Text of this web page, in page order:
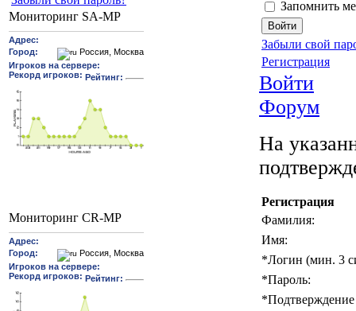
Мониторинг SA-MP
Мониторинг CR-MP
Запомнить
Забыли свой
Регистрация
Войти
Форум
На
Регистрация
Фамилия:
Имя:
*Логин (мин. 3
*Пароль:
*Подтверждение